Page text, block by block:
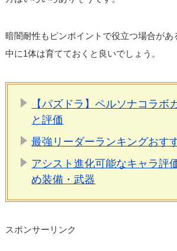
暗闇耐性もピンポイントで役立つ場合があ
中に1体は育てておくと良いでしょう。
【パズドラ】ペルソナコラボ
と評価
最強リーダーランキングおす
アシスト進化可能なキャラ評
め装備・武器
スポンサーリンク